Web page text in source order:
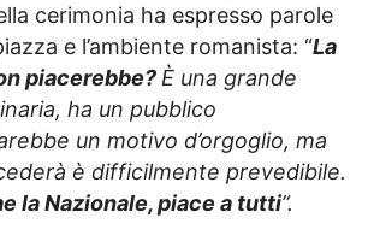
cerimonia ha espresso parole
e l’ambiente romanista: “La
piacerebbe? È una grande
ha un pubblico
un motivo d’orgoglio, ma
è difficilmente prevedibile.
la Nazionale, piace a tutti”.